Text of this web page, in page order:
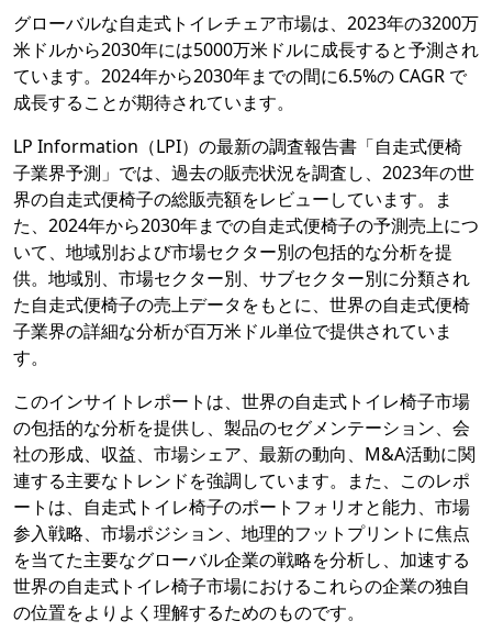
グローバルな自走式トイレチェア市場は、2023年の3200万
米ドルから2030年には5000万米ドルに成長すると予測され
ています。2024年から2030年までの間に6.5%の CAGR で
成長することが期待されています。
LP Information（LPI）の最新の調査報告書「自走式便椅
子業界予測」では、過去の販売状況を調査し、2023年の世
界の自走式便椅子の総販売額をレビューしています。ま
た、2024年から2030年までの自走式便椅子の予測売上につ
いて、地域別および市場セクター別の包括的な分析を提
供。地域別、市場セクター別、サブセクター別に分類され
た自走式便椅子の売上データをもとに、世界の自走式便椅
子業界の詳細な分析が百万米ドル単位で提供されていま
す。
このインサイトレポートは、世界の自走式トイレ椅子市場
の包括的な分析を提供し、製品のセグメンテーション、会
社の形成、収益、市場シェア、最新の動向、M&A活動に関
連する主要なトレンドを強調しています。また、このレポ
ートは、自走式トイレ椅子のポートフォリオと能力、市場
参入戦略、市場ポジション、地理的フットプリントに焦点
を当てた主要なグローバル企業の戦略を分析し、加速する
世界の自走式トイレ椅子市場におけるこれらの企業の独自
の位置をよりよく理解するためのものです。